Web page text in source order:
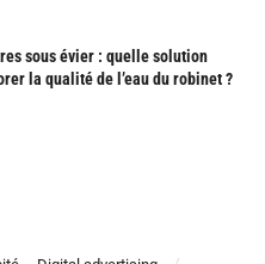
sous évier : quelle solution
la qualité de l’eau du robinet ?